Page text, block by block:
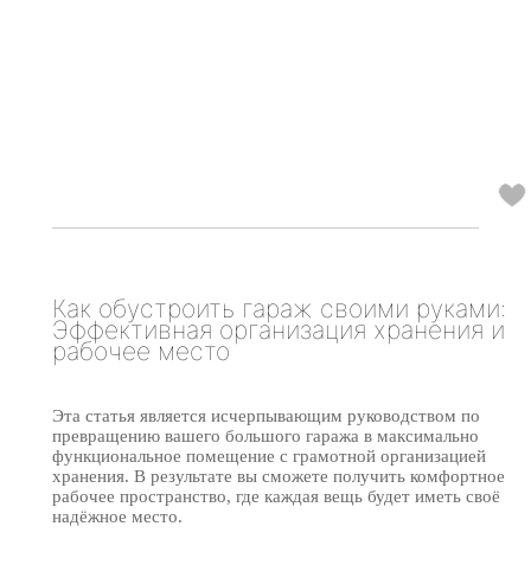
Как обустроить гараж своими руками:
Эффективная организация хранения и
рабочее место
Эта статья является исчерпывающим руководством по
превращению вашего большого гаража в максимально
функциональное помещение с грамотной организацией
хранения. В результате вы сможете получить комфортное
рабочее пространство, где каждая вещь будет иметь своё
надёжное место.